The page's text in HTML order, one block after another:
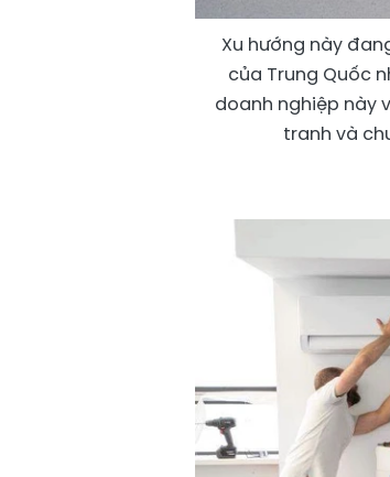
Xu hướng này
của Trung Quốc
doanh nghiệp này
tranh và